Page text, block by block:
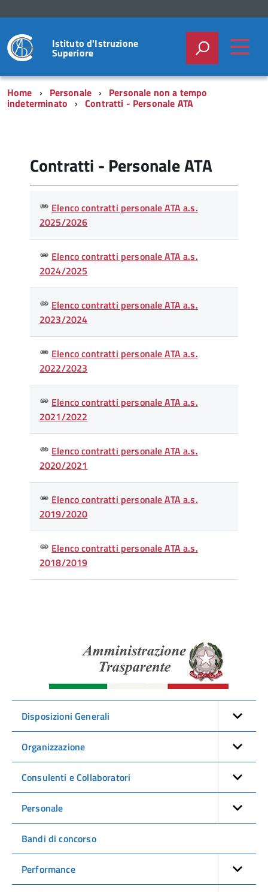
Istituto d'Istruzione
Superiore
Home Personale Personale non a tempo
indeterminato Contratti - Personale ATA
Contratti - Personale ATA
rerum
magni
Elenco contratti personale ATA a.s.
2025/2026
Elenco contratti personale ATA a.s.
2024/2025
Elenco contratti personale ATA a.s.
2023/2024
Elenco contratti personale ATA a.s.
2022/2023
Elenco contratti personale ATA a.s.
2021/2022
Elenco contratti personale ATA a.s.
2020/2021
Elenco contratti personale ATA a.s.
2019/2020
Elenco contratti personale ATA a.s.
2018/2019
Disposizioni Generali
Organizzazione
Consulenti e Collaboratori
Personale
Bandi di concorso
Performance